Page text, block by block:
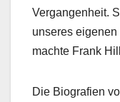
Vergangenheit.
unseres eigenen
machte Frank
Die Biografien